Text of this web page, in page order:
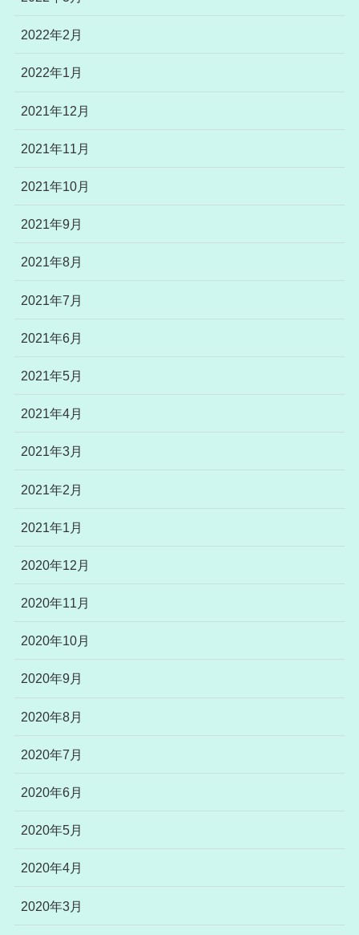
2022年2月
2022年1月
2021年12月
2021年11月
2021年10月
2021年9月
2021年8月
2021年7月
2021年6月
2021年5月
2021年4月
2021年3月
2021年2月
2021年1月
2020年12月
2020年11月
2020年10月
2020年9月
2020年8月
2020年7月
2020年6月
2020年5月
2020年4月
2020年3月